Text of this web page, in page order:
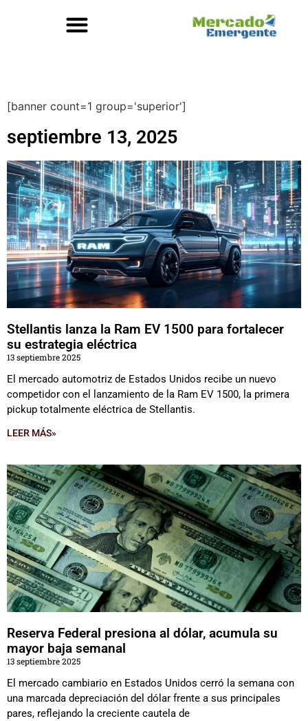
[banner count=1 group='superior']
septiembre 13, 2025
Stellantis lanza la Ram EV 1500 para fortalecer
su estrategia eléctrica
13 septiembre 2025
El mercado automotriz de Estados Unidos recibe un nuevo
competidor con el lanzamiento de la Ram EV 1500, la primera
pickup totalmente eléctrica de Stellantis.
LEER MÁS»
Reserva Federal presiona al dólar, acumula su
mayor baja semanal
13 septiembre 2025
El mercado cambiario en Estados Unidos cerró la semana con
una marcada depreciación del dólar frente a sus principales
pares, reflejando la creciente cautela de